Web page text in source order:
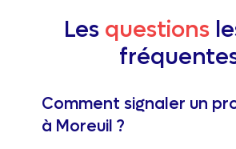
Les questions
Comment signaler un
à Moreuil ?